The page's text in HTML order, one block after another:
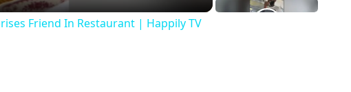
Friend In Restaurant | Happily TV